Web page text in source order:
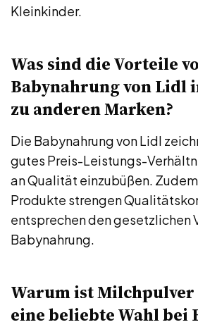
Kleinkinder.
Was sind die Vorteile
Babynahrung von Lidl
zu anderen Marken?
Die Babynahrung von Lidl
gutes Preis-Leistungs-
an Qualität einzubüßen.
Produkte strengen
entsprechen den gesetzlichen
Babynahrung.
Warum ist Milchpulver
eine beliebte Wahl bei